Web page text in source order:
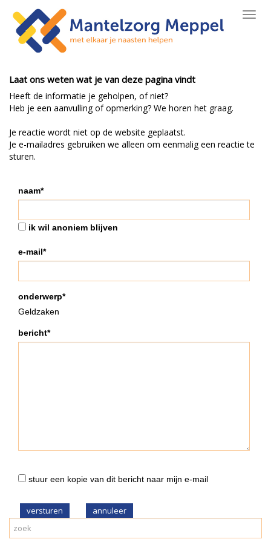
Laat ons weten wat je van deze pagina vindt
Heeft de informatie je geholpen, of niet?
Heb je een aanvulling of opmerking? We horen het graag.
Je reactie wordt niet op de website geplaatst.
Je e-mailadres gebruiken we alleen om eenmalig een reactie te
sturen.
naam*
ik wil anoniem blijven
e-mail*
onderwerp*
Geldzaken
bericht*
stuur een kopie van dit bericht naar mijn e-mail
versturen